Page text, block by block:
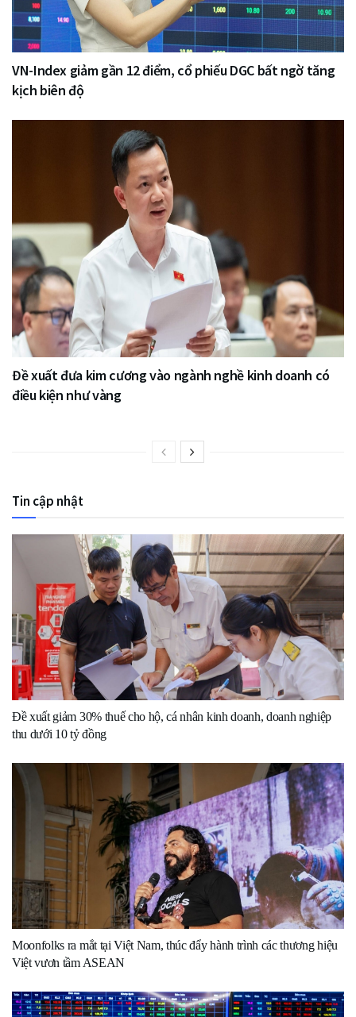
VN-Index giảm gần 12 điểm, cổ phiếu DGC bất ngờ tăng
kịch biên độ
Đề xuất đưa kim cương vào ngành nghề kinh doanh có
điều kiện như vàng
Tin cập nhật
Đề xuất giảm 30% thuế cho hộ, cá nhân kinh doanh, doanh nghiệp
thu dưới 10 tỷ đồng
Moonfolks ra mắt tại Việt Nam, thúc đẩy hành trình các thương hiệu
Việt vươn tầm ASEAN